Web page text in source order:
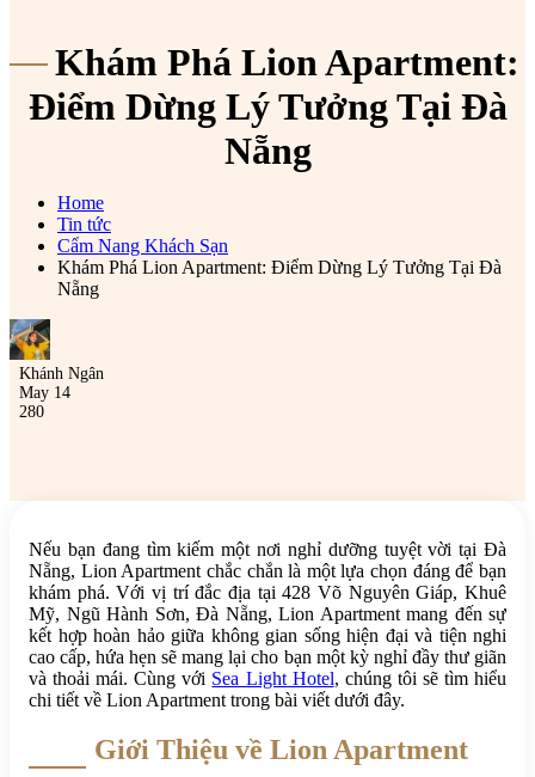
Khám Phá Lion Apartment:
Điểm Dừng Lý Tưởng Tại Đà
Nẵng
Home
Tin tức
Cẩm Nang Khách Sạn
Khám Phá Lion Apartment: Điểm Dừng Lý Tưởng Tại Đà
Nẵng
Khánh Ngân
May 14
280
Nếu bạn đang tìm kiếm một nơi nghỉ dưỡng tuyệt vời tại Đà
Nẵng, Lion Apartment chắc chắn là một lựa chọn đáng để bạn
khám phá. Với vị trí đắc địa tại 428 Võ Nguyên Giáp, Khuê
Mỹ, Ngũ Hành Sơn, Đà Nẵng, Lion Apartment mang đến sự
kết hợp hoàn hảo giữa không gian sống hiện đại và tiện nghi
cao cấp, hứa hẹn sẽ mang lại cho bạn một kỳ nghỉ đầy thư giãn
và thoải mái. Cùng với Sea Light Hotel, chúng tôi sẽ tìm hiểu
chi tiết về Lion Apartment trong bài viết dưới đây.
Giới Thiệu về Lion Apartment